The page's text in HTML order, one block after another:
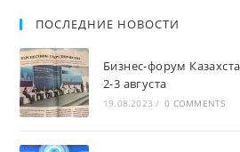
ПОСЛЕДНИЕ НОВОСТИ
Бизнес-форум
2-3 августа
19.08.2023 / 0 COMMENTS